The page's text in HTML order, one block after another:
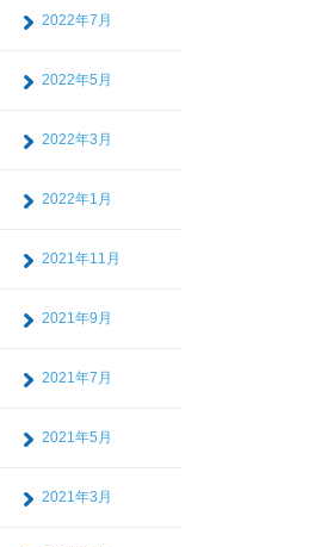
2022年7月
2022年5月
2022年3月
2022年1月
2021年11月
2021年9月
2021年7月
2021年5月
2021年3月